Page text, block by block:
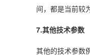
间，都是当前较
7.其他技术参数
其他的技术参数